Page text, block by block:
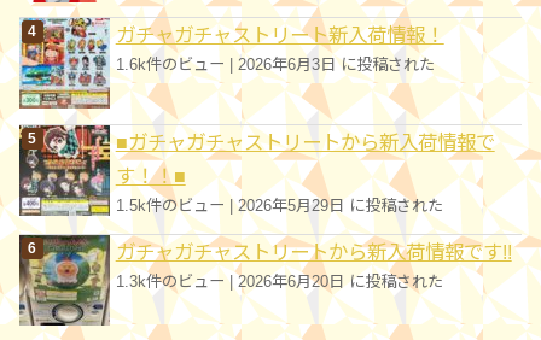
ガチャガチャストリート新入荷情報！
1.6k件のビュー 2026年6月3日 に投稿された
■ガチャガチャストリートから新入荷情報で
す！！■
1.5k件のビュー |2026年5月29日 に投稿された
ガチャガチャストリートから新入荷情報です!!
1.3k件のビュー| 2026年6月20日 に投稿された